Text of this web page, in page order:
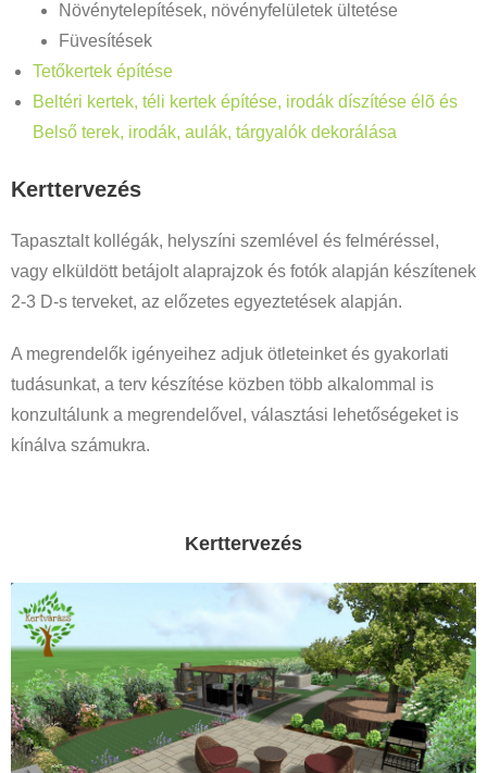
Növénytelepítések, növényfelületek ültetése
Füvesítések
Tetőkertek építése
Beltéri kertek, téli kertek építése, irodák díszítése élõ és
Belső terek, irodák, aulák, tárgyalók dekorálása
Kerttervezés
Tapasztalt kollégák, helyszíni szemlével és felméréssel,
vagy elküldött betájolt alaprajzok és fotók alapján készítenek
2-3 D-s terveket, az előzetes egyeztetések alapján.
A megrendelők igényeihez adjuk ötleteinket és gyakorlati
tudásunkat, a terv készítése közben több alkalommal is
konzultálunk a megrendelővel, választási lehetőségeket is
kínálva számukra.
Kerttervezés